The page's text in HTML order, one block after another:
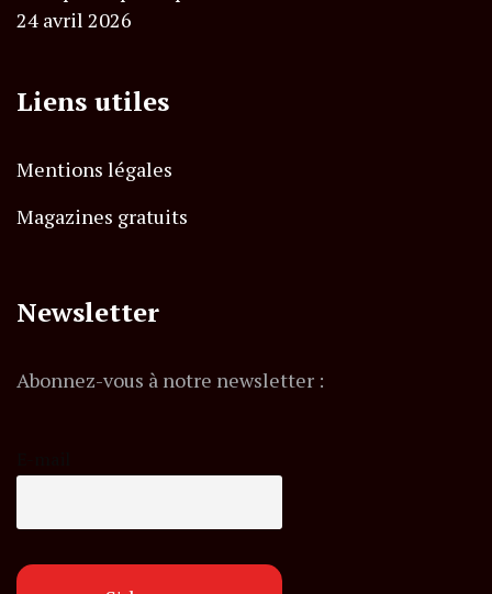
24 avril 2026
Liens utiles
Mentions légales
Magazines gratuits
Newsletter
Abonnez-vous à notre newsletter :